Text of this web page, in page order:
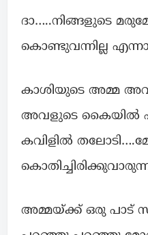
ദാ…..നിങ്ങളുടെ
കൊണ്ടുവന്നില്ല
കാശിയുടെ അമ്മ
അവളുടെ കൈയിൽ
കവിളിൽ
അമ്മയ്ക്ക് ഒരു പാട്